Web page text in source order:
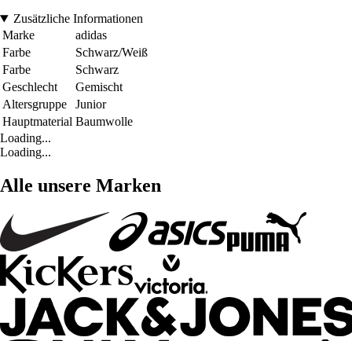
Zusätzliche Informationen
Marke
adidas
Farbe
Schwarz/Weiß
Farbe
Schwarz
Geschlecht
Gemischt
Altersgruppe
Junior
Hauptmaterial Baumwolle
Loading...
Loading...
Alle unsere Marken